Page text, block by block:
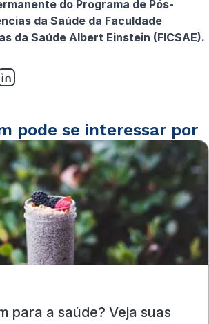
do Programa de Pós-
da Saúde da Faculdade
da Saúde Albert Einstein (FICSAE).
pode se interessar por
para a saúde? Veja suas